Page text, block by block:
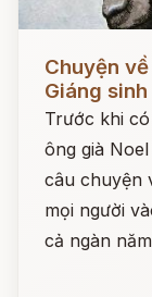
Chuyện
Giáng sinh
Trước khi
ông già
câu chuyện
mọi người
cả ngàn